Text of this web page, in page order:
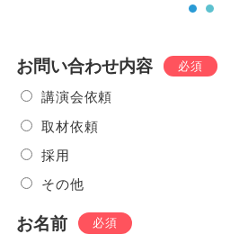
お問い合わせ内容 必須
講演会依頼
取材依頼
採用
その他
お名前 必須